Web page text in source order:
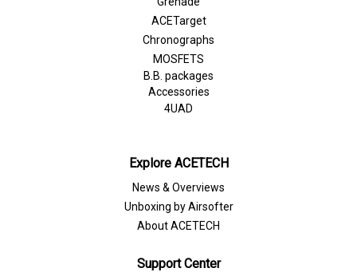
ACETarget
Chronographs
MOSFETS
B.B. packages
Accessories
4UAD
Explore ACETECH
News & Overviews
Unboxing by Airsofter
About ACETECH
Support Center